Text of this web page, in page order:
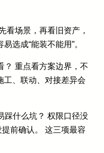
看场景，再看旧资产，
选成“能装不能用”。
？ 重点看方案边界，不
工、联动、对接差异会
踩什么坑？ 权限口径没
前确认。 这三项最容